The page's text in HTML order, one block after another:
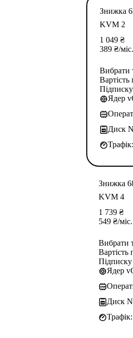
Знижка
KVM 2
1 049 ₴
389 ₴/міс.
Вибрати
Ядер
Диск
Трафік:
Знижка
KVM 4
1 739 ₴
549 ₴/міс.
Вибрати
Вартість
Ядер
Диск
Трафік: